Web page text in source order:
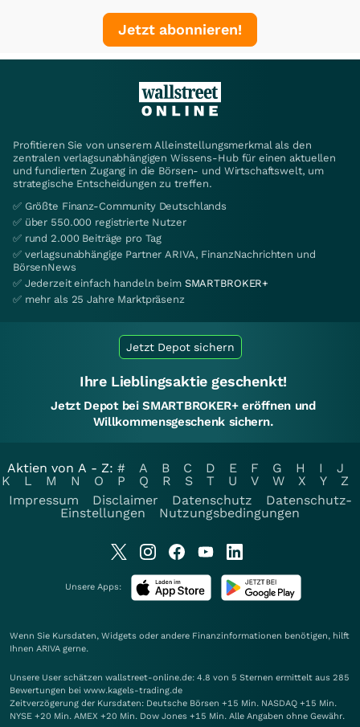
Jetzt abonnieren!
Profitieren Sie von unserem Alleinstellungsmerkmal als den
zentralen verlagsunabhängigen Wissens-Hub für einen aktuellen
und fundierten Zugang in die Börsen- und Wirtschaftswelt, um
strategische Entscheidungen zu treffen.
✅ Größte Finanz-Community Deutschlands
✅ über 550.000 registrierte Nutzer
✅ rund 2.000 Beiträge pro Tag
✅ verlagsunabhängige Partner ARIVA, FinanzNachrichten und
BörsenNews
✅ Jederzeit einfach handeln beim SMARTBROKER+
✅ mehr als 25 Jahre Marktpräsenz
Jetzt Depot sichern
Ihre Lieblingsaktie geschenkt!
Jetzt Depot bei SMARTBROKER+ eröffnen und
Willkommensgeschenk sichern.
Aktien von A - Z: # A B C D E F G H I
J
K
L M N O P Q R S T U V W X Y
Z
Impressum
Disclaimer Datenschutz
Datenschutz-
Einstellungen
Nutzungsbedingungen
Unsere Apps:
Wenn Sie Kursdaten, Widgets oder andere Finanzinformationen benötigen, hilft
Ihnen ARIVA gerne.
Unsere User schätzen wallstreet-online.de: 4.8 von 5 Sternen ermittelt aus 285
Bewertungen bei www.kagels-trading.de
Zeitverzögerung der Kursdaten: Deutsche Börsen +15 Min. NASDAQ +15 Min.
NYSE +20 Min. AMEX +20 Min. Dow Jones +15 Min. Alle Angaben ohne Gewähr.